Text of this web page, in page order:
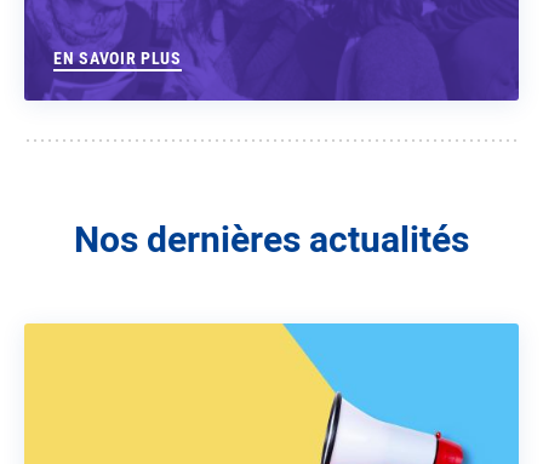
EN SAVOIR PLUS
Nos dernières actualités